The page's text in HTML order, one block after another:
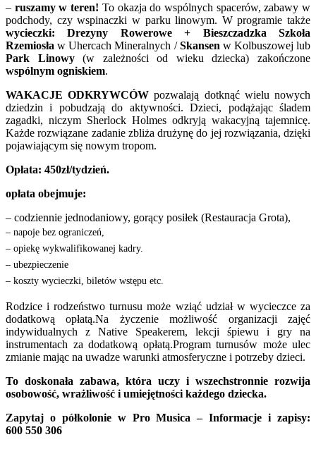
– ruszamy w teren! To okazja do wspólnych spacerów, zabawy w
podchody, czy wspinaczki w parku linowym. W programie także
wycieczki: Drezyny Rowerowe + Bieszczadzka Szkoła
Rzemiosła w Uhercach Mineralnych /Skansen w Kolbuszowej lub
Park Linowy(w zależności od wieku dziecka) zakończone
wspólnym ogniskiem.
WAKACJE ODKRYWCÓW pozwalają dotknąć wielu nowych
dziedzin i pobudzają do aktywności. Dzieci, podążając śladem
zagadki, niczym Sherlock Holmes odkryją wakacyjną tajemnicę.
Każde rozwiązane zadanie zbliża drużynę do jej rozwiązania, dzięki
pojawiającym się nowym tropom.
Opłata: 450zł/tydzień.
opłata obejmuje:
– codziennie jednodaniowy, gorący posiłek (Restauracja Grota),
– napoje bez ograniczeń,
– opiekę wykwalifikowanej kadry.
– ubezpieczenie
– koszty wycieczki, biletów wstępu etc.
Rodzice i rodzeństwo turnusu może wziąć udział w wycieczce za
dodatkową opłatą.Na życzenie możliwość organizacji zajęć
indywidualnych z Native Speakerem, lekcji śpiewu i gry na
instrumentach za dodatkową opłatą.Program turnusów może ulec
zmianie mając na uwadze warunki atmosferyczne i potrzeby dzieci.
To doskonała zabawa, która uczy i wszechstronnie rozwija
osobowość, wrażliwość i umiejętności każdego dziecka.
Zapytaj o półkolonie w Pro Musica – Informacje i zapisy:
600 550 306